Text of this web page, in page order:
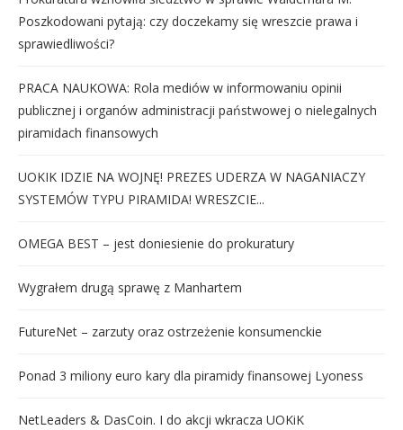
Poszkodowani pytają: czy doczekamy się wreszcie prawa i
sprawiedliwości?
PRACA NAUKOWA: Rola mediów w informowaniu opinii
publicznej i organów administracji państwowej o nielegalnych
piramidach finansowych
UOKIK IDZIE NA WOJNĘ! PREZES UDERZA W NAGANIACZY
SYSTEMÓW TYPU PIRAMIDA! WRESZCIE...
OMEGA BEST – jest doniesienie do prokuratury
Wygrałem drugą sprawę z Manhartem
FutureNet – zarzuty oraz ostrzeżenie konsumenckie
Ponad 3 miliony euro kary dla piramidy finansowej Lyoness
NetLeaders & DasCoin. I do akcji wkracza UOKiK